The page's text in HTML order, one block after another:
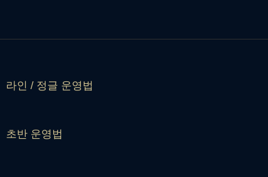
라인 / 정글 운영법
초반 운영법